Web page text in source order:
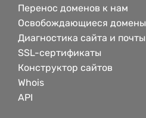
Перенос доменов к нам
Освобождающиеся домены
Диагностика сайта и почты
SSL-сертификаты
Конструктор сайтов
Whois
API